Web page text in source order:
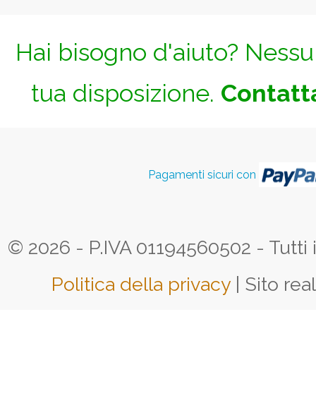
Hai bisogno d'aiuto?
tua disposizione.
Pagamenti sicuri con
© 2026 - P.IVA 01194560502 -
Politica della privacy | Sito